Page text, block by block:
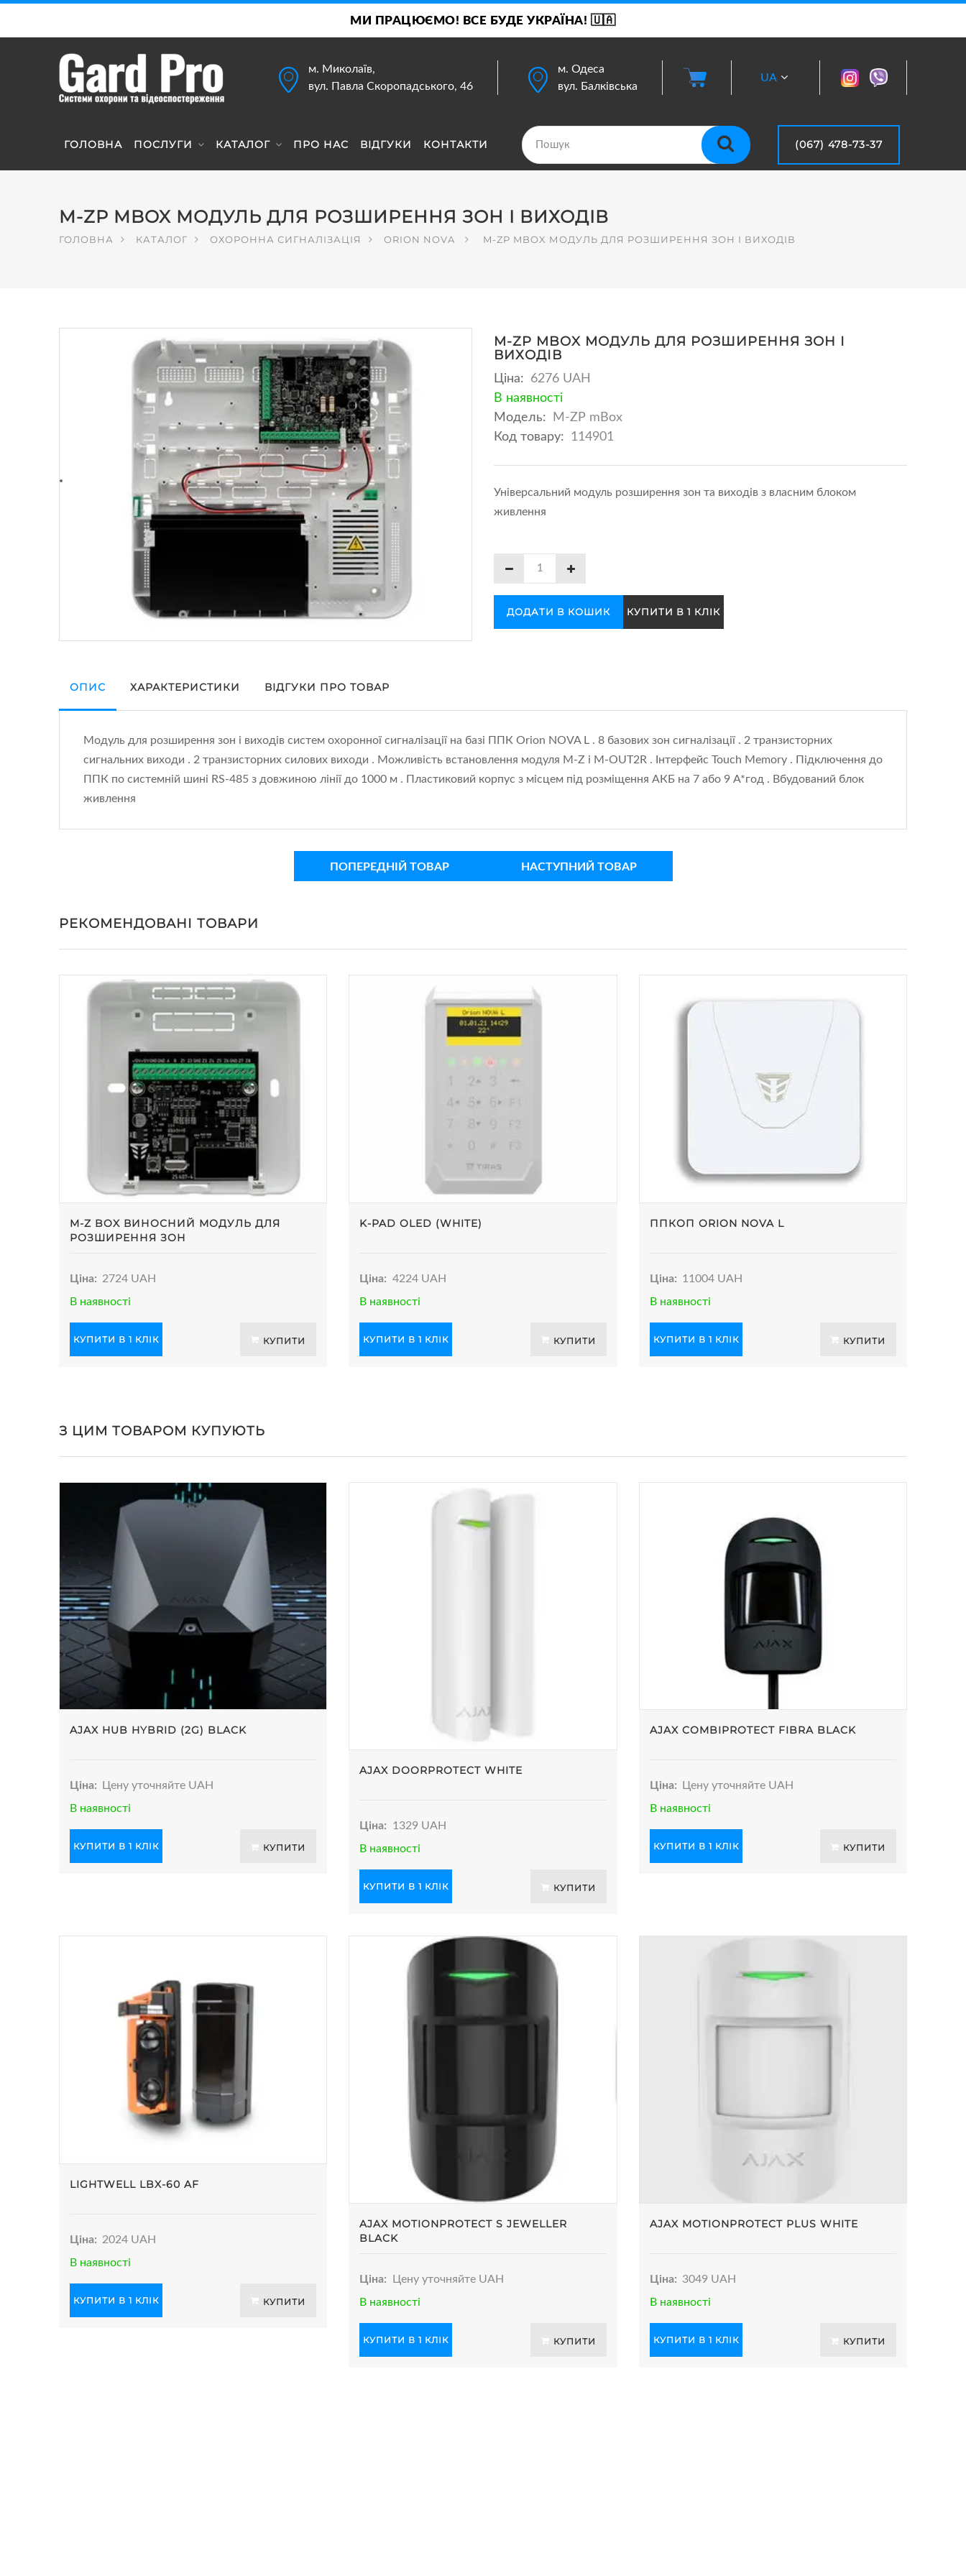
МИ ПРАЦЮЄМО! ВСЕ БУДЕ УКРАЇНА! 🇺🇦
м. Миколаїв,
вул. Павла Скоропадського, 46
м. Одеса
вул. Балківська
UA
ГОЛОВНА ПОСЛУГИ КАТАЛОГ ПРО НАС ВІДГУКИ КОНТАКТИ (067) 478-73-37
M-ZP MBOX МОДУЛЬ ДЛЯ РОЗШИРЕННЯ ЗОН І ВИХОДІВ
ГОЛОВНА КАТАЛОГ ОХОРОННА СИГНАЛІЗАЦІЯ ORION NOVA M-ZP MBOX МОДУЛЬ ДЛЯ РОЗШИРЕННЯ ЗОН І ВИХОДІВ
M-ZP MBOX МОДУЛЬ ДЛЯ РОЗШИРЕННЯ ЗОН І
ВИХОДІВ
Ціна:
6276 UAH
В наявності
Модель:
M-ZP mBox
Код товару:
114901
Універсальний модуль розширення зон та виходів з власним блоком
живлення
ДОДАТИ В КОШИК КУПИТИ В 1 КЛІК
ОПИС ХАРАКТЕРИСТИКИ ВІДГУКИ ПРО ТОВАР
Модуль для розширення зон і виходів систем охоронної сигналізації на базі ППК Orion NOVA L . 8 базових зон сигналізації . 2 транзисторних
сигнальних виходи . 2 транзисторних силових виходи . Можливість встановлення модуля M-Z і M-OUT2R . Інтерфейс Touch Memory . Підключення до
ППК по системній шині RS-485 з довжиною лінії до 1000 м . Пластиковий корпус з місцем під розміщення АКБ на 7 або 9 А*год . Вбудований блок
живлення
ПОПЕРЕДНІЙ ТОВАР НАСТУПНИЙ ТОВАР
РЕКОМЕНДОВАНІ ТОВАРИ
M-Z BOX ВИНОСНИЙ МОДУЛЬ ДЛЯ
РОЗШИРЕННЯ ЗОН
Ціна: 2724 UAH
В наявності
КУПИТИ В 1 КЛІК КУПИТИ
K-PAD OLED (WHITE)
Ціна: 4224 UAH
В наявності
КУПИТИ В 1 КЛІК КУПИТИ
ППКОП ORION NOVA L
Ціна: 11004 UAH
В наявності
КУПИТИ В 1 КЛІК КУПИТИ
З ЦИМ ТОВАРОМ КУПУЮТЬ
AJAX HUB HYBRID (2G) BLACK
Ціна:
Цену уточняйте UAH
В наявності
КУПИТИ В 1 КЛІК КУПИТИ
AJAX DOORPROTECT WHITE
Ціна:
1329 UAH
В наявності
КУПИТИ В 1 КЛІК КУПИТИ
AJAX COMBIPROTECT FIBRA BLACK
Ціна:
Цену уточняйте UAH
В наявності
КУПИТИ В 1 КЛІК КУПИТИ
LIGHTWELL LBX-60 AF
Ціна: 2024 UAH
В наявності
КУПИТИ В 1 КЛІК КУПИТИ
AJAX MOTIONPROTECT S JEWELLER
BLACK
Ціна:
Цену уточняйте UAH
В наявності
КУПИТИ В 1 КЛІК КУПИТИ
AJAX MOTIONPROTECT PLUS WHITE
Ціна: 3049 UAH
В наявності
КУПИТИ В 1 КЛІК КУПИТИ